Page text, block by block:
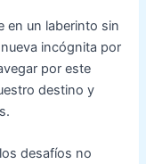
en un laberinto sin
incógnita por
por este
destino y
desafíos no